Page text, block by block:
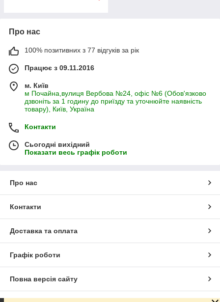
Про нас
100% позитивних з 77 відгуків за рік
Працює з 09.11.2016
м. Київ
м Почайна,вулиця Вербова №24, офіс №6 (Обов'язково
дзвоніть за 1 годину до приїзду та уточнюйте наявність
товару), Київ, Україна
Контакти
Сьогодні вихідний
Показати весь графік роботи
Про нас
Контакти
Доставка та оплата
Графік роботи
Повна версія сайту